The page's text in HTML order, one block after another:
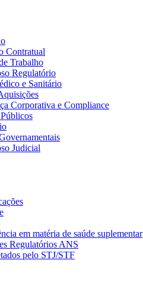
Contratual
Trabalho
Regulatório
e Sanitário
Corporativa e Compliance
Judicial
em matéria de saúde suplementar
Regulatórios ANS
pelo STJ/STF